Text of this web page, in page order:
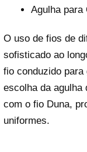
Agulha para
O uso de fios de
sofisticado ao
fio conduzido
escolha da agulha
com o fio Duna,
uniformes.